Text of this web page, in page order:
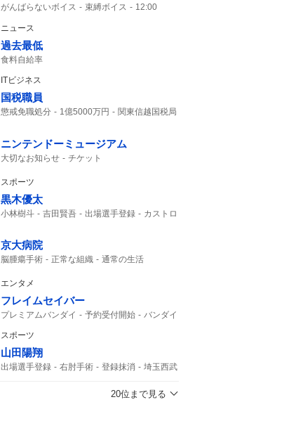
がんばらないボイス 束縛ボイス
12:00
ニュース
過去最低
食料自給率
ITビジネス
国税職員
懲戒免職処分 1億5000万円
関東信越国税局
ニンテンドーミュージアム
大切なお知らせ チケット
スポーツ
黒木優太
小林樹斗 吉田賢吾 出場選手登録
カストロ
京大病院
脳腫瘍手術 正常な組織
通常の生活
植物状態
エンタメ
フレイムセイバー
プレミアムバンダイ 予約受付開始 バンダイ
スポーツ
山田陽翔
出場選手登録 右肘手術 登録抹消 埼玉西武
20位まで見る